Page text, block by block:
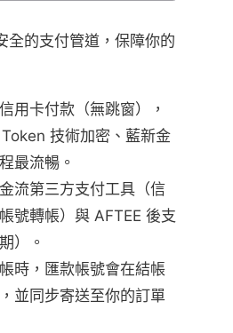
全的支付管道，保障你的
用卡付款（無跳窗），
技術加密、藍新金
最流暢。
流第三方支付工具（信
號轉帳）與 AFTEE 後支
）。
時，匯款帳號會在結帳
並同步寄送至你的訂單